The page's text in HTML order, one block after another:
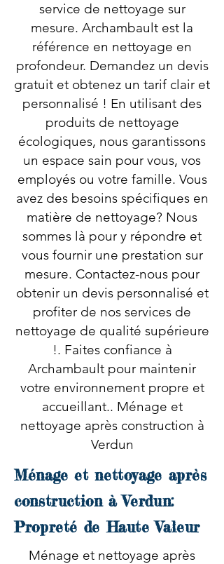
service de nettoyage sur
mesure. Archambault est la
référence en nettoyage en
profondeur. Demandez un devis
gratuit et obtenez un tarif clair et
personnalisé ! En utilisant des
produits de nettoyage
écologiques, nous garantissons
un espace sain pour vous, vos
employés ou votre famille. Vous
avez des besoins spécifiques en
matière de nettoyage? Nous
sommes là pour y répondre et
vous fournir une prestation sur
mesure. Contactez-nous pour
obtenir un devis personnalisé et
profiter de nos services de
nettoyage de qualité supérieure
!. Faites confiance à
Archambault pour maintenir
votre environnement propre et
accueillant.. Ménage et
nettoyage après construction à
Verdun
Ménage et nettoyage après
construction à Verdun:
Propreté de Haute Valeur
Ménage et nettoyage après